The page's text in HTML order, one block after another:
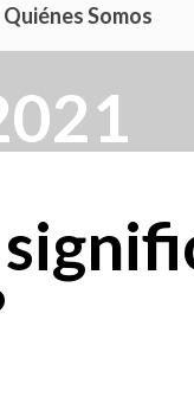
Quiénes Somos